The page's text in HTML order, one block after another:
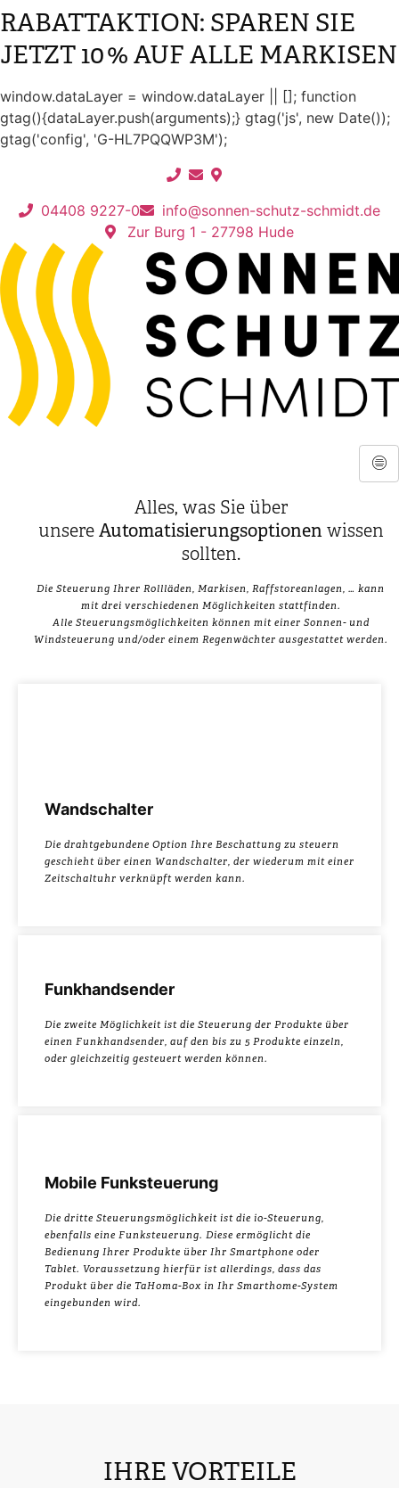
Zum
springen
RABATTAKTION: SPAREN SIE
JETZT 10 % AUF ALLE MARKISEN
window.dataLayer = window.dataLayer || []; function
gtag(){dataLayer.push(arguments);} gtag('js', new Date());
gtag('config', 'G-HL7PQQWP3M');
04408 9227-0
info@sonnen-schutz-schmidt.de
Zur Burg 1 - 27798 Hude
Alles, was Sie über
unsere Automatisierungsoptionen wissen
sollten.
Die Steuerung Ihrer Rollläden, Markisen, Raffstoreanlagen, … kann
mit drei verschiedenen Möglichkeiten stattfinden.
Alle Steuerungsmöglichkeiten können mit einer Sonnen- und
Windsteuerung und/oder einem Regenwächter ausgestattet werden.
Wandschalter
Die drahtgebundene Option Ihre Beschattung zu steuern
geschieht über einen Wandschalter, der wiederum mit einer
Zeitschaltuhr verknüpft werden kann.
Funkhandsender
Die zweite Möglichkeit ist die Steuerung der Produkte über
einen Funkhandsender, auf den bis zu 5 Produkte einzeln,
oder gleichzeitig gesteuert werden können.
Mobile Funksteuerung
Die dritte Steuerungsmöglichkeit ist die io-Steuerung,
ebenfalls eine Funksteuerung. Diese ermöglicht die
Bedienung Ihrer Produkte über Ihr Smartphone oder
Tablet. Voraussetzung hierfür ist allerdings, dass das
Produkt über die TaHoma-Box in Ihr Smarthome-System
eingebunden wird.
IHRE VORTEILE